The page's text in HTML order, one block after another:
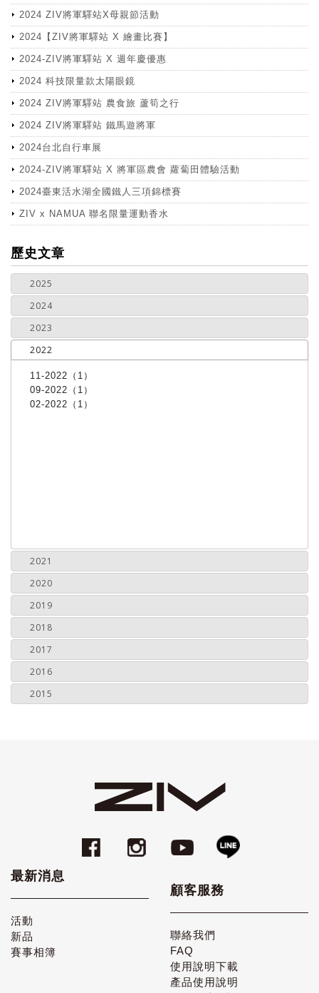
2024 ZIV將軍驛站X母親節活動
2024【ZIV將軍驛站 X 繪畫比賽】
2024-ZIV將軍驛站 X 週年慶優惠
2024 科技限量款太陽眼鏡
2024 ZIV將軍驛站 農食旅 蘆筍之行
2024 ZIV將軍驛站 鐵馬遊將軍
2024台北自行車展
2024-ZIV將軍驛站 X 將軍區農會 蘿蔔田體驗活動
2024臺東活水湖全國鐵人三項錦標賽
ZIV x NAMUA 聯名限量運動香水
more
歷史文章
2025
2024
2023
2022
11-2022（1）
09-2022（1）
02-2022（1）
2021
2020
2019
2018
2017
2016
2015
最新消息
活動
新品
賽事相簿
顧客服務
聯絡我們
FAQ
使用說明下載
產品使用說明